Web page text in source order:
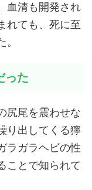
血清も開発され
れても、死に至
った
尻尾を震わせな
り出してくる獰
ラガラヘビの性
ことで知られて